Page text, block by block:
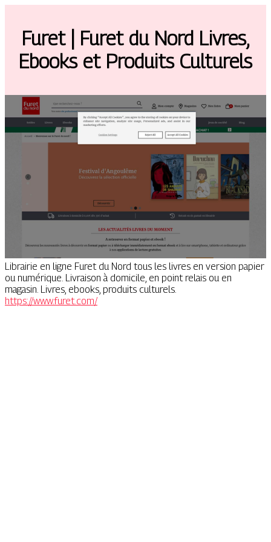
Furet | Furet du Nord Livres,
Ebooks et Produits Culturels
Librairie en ligne Furet du Nord tous les livres en version papier
ou numérique. Livraison à domicile, en point relais ou en
magasin. Livres, ebooks, produits culturels.
https://www.furet.com/